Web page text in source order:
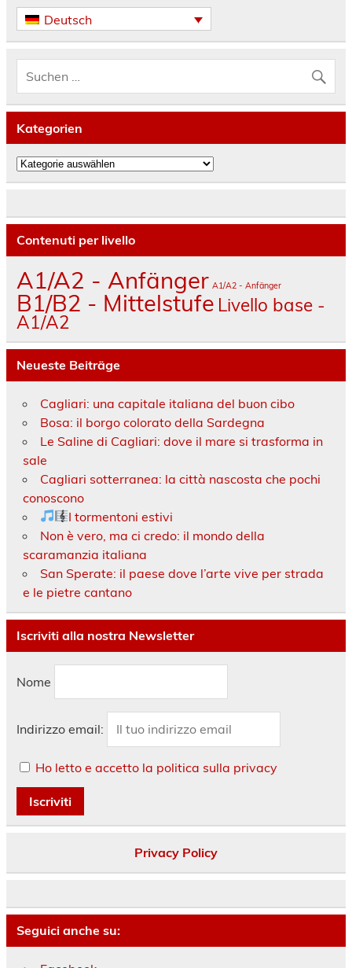
Deutsch
Kategorien
Kategorien
Contenuti per livello
A1/A2 - Anfänger A1/A2 - Anfänger
B1/B2 - Mittelstufe Livello base -
A1/A2
Neueste Beiträge
Cagliari: una capitale italiana del buon cibo
Bosa: il borgo colorato della Sardegna
Le Saline di Cagliari: dove il mare si trasforma in
sale
Cagliari sotterranea: la città nascosta che pochi
conoscono
I tormentoni estivi
Non è vero, ma ci credo: il mondo della
scaramanzia italiana
San Sperate: il paese dove l’arte vive per strada
e le pietre cantano
Iscriviti alla nostra Newsletter
Nome
Indirizzo email:
Ho letto e accetto la politica sulla privacy
Privacy Policy
Seguici anche su: